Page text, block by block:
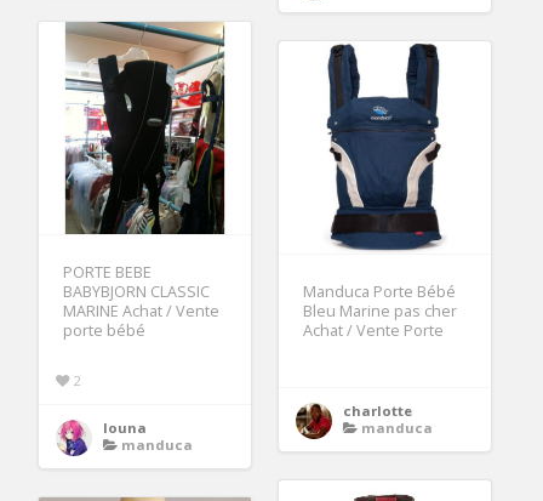
PORTE BEBE
BABYBJORN CLASSIC
MARINE Achat / Vente
porte bébé
2
louna
manduca
Manduca Porte Bébé
Bleu Marine pas cher
Achat / Vente Porte
charlotte
manduca